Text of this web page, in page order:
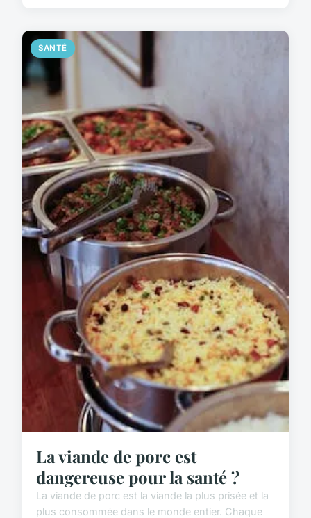
SANTÉ
La viande de porc est
dangereuse pour la santé ?
La viande de porc est la viande la plus prisée et la
plus consommée dans le monde entier. Chaque